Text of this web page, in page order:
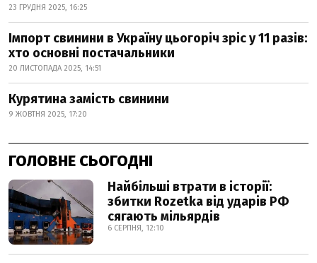
23 ГРУДНЯ 2025, 16:25
Імпорт свинини в Україну цьогоріч зріс у 11 разів:
хто основні постачальники
20 ЛИСТОПАДА 2025, 14:51
Курятина замість свинини
9 ЖОВТНЯ 2025, 17:20
ГОЛОВНЕ СЬОГОДНІ
Найбільші втрати в історії:
збитки Rozetka від ударів РФ
сягають мільярдів
6 СЕРПНЯ, 12:10